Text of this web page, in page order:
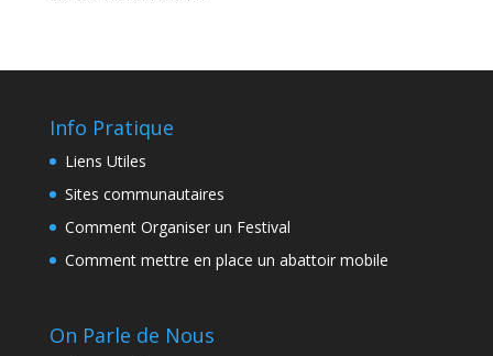
Info Pratique
Liens Utiles
Sites communautaires
Comment Organiser un Festival
Comment mettre en place un abattoir mobile
On Parle de Nous